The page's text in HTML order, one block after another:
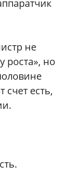
не
роста», но
счет есть,